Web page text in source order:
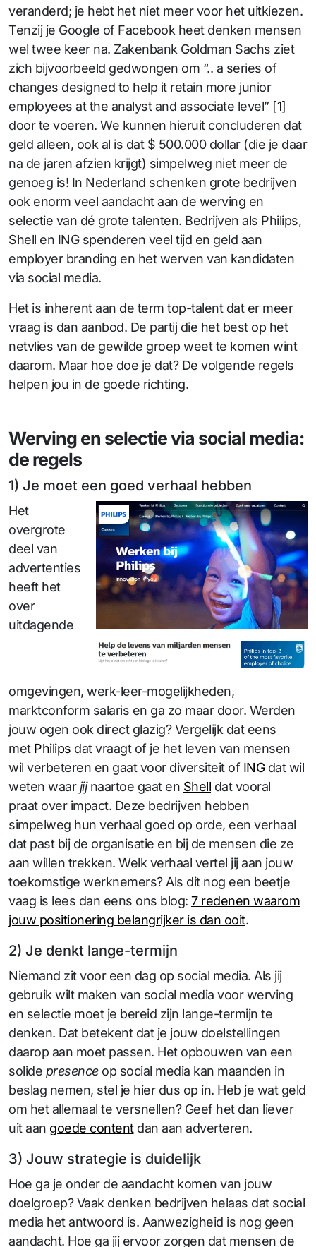
veranderd; je hebt het niet meer voor het uitkiezen.
Tenzij je Google of Facebook heet denken mensen
wel twee keer na. Zakenbank Goldman Sachs ziet
zich bijvoorbeeld gedwongen om “.. a series of
changes designed to help it retain more junior
employees at the analyst and associate level” [1]
door te voeren. We kunnen hieruit concluderen dat
geld alleen, ook al is dat $ 500.000 dollar (die je daar
na de jaren afzien krijgt) simpelweg niet meer de
genoeg is! In Nederland schenken grote bedrijven
ook enorm veel aandacht aan de werving en
selectie van dé grote talenten. Bedrijven als Philips,
Shell en ING spenderen veel tijd en geld aan
employer branding en het werven van kandidaten
via social media.
Het is inherent aan de term top-talent dat er meer
vraag is dan aanbod. De partij die het best op het
netvlies van de gewilde groep weet te komen wint
daarom. Maar hoe doe je dat? De volgende regels
helpen jou in de goede richting.
Werving en selectie via social media:
de regels
1) Je moet een goed verhaal hebben
Het
overgrote
deel van
advertenties
heeft het
over
uitdagende
omgevingen, werk-leer-mogelijkheden,
marktconform salaris en ga zo maar door. Werden
jouw ogen ook direct glazig? Vergelijk dat eens
met Philips dat vraagt of je het leven van mensen
wil verbeteren en gaat voor diversiteit of INGdat wil
weten waarjijnaartoe gaat en Shell dat vooral
praat over impact. Deze bedrijven hebben
simpelweg hun verhaal goed op orde, een verhaal
dat past bij de organisatie en bij de mensen die ze
aan willen trekken. Welk verhaal vertel jij aan jouw
toekomstige werknemers? Als dit nog een beetje
vaag is lees dan eens ons blog: 7 redenen waarom
jouw positionering belangrijker is dan ooit.
2) Je denkt lange-termijn
Niemand zit voor een dag op social media. Als jij
gebruik wilt maken van social media voor werving
en selectie moet je bereid zijn lange-termijn te
denken. Dat betekent dat je jouw doelstellingen
daarop aan moet passen. Het opbouwen van een
solide presenceop social media kan maanden in
beslag nemen, stel je hier dus op in. Heb je wat geld
om het allemaal te versnellen? Geef het dan liever
uit aan goede contentdan aan adverteren.
3) Jouw strategie is duidelijk
Hoe ga je onder de aandacht komen van jouw
doelgroep? Vaak denken bedrijven helaas dat social
media het antwoord is. Aanwezigheid is nog geen
aandacht. Hoe ga jij ervoor zorgen dat mensen de